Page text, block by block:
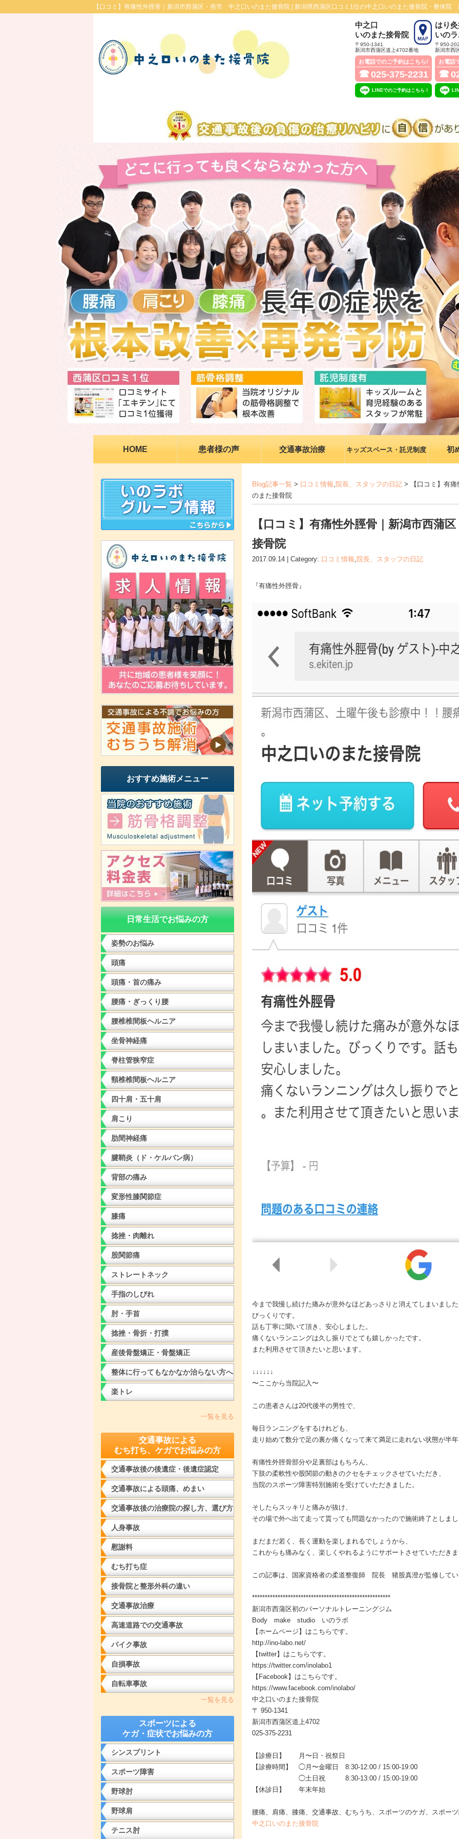
【口コミ】有痛性外脛骨｜新潟市西蒲区・燕市 中之口いのまた接骨院 | 新潟県西蒲区口コミ1位の中之口いのまた接骨院・整体院
中之口
いのまた接骨院
〒950-1341
新潟市西蒲区道上4702番地
お電話でのご予約はこちら!
☎ 025-375-2231
LINEでのご予約はこちら！
はり
いの
〒950-
新潟市西
お電話
☎
HOME 患者様の声 交通事故治療 キッズスペース・託児制度 初
Blog記事一覧 > 口コミ情報,院長、スタッフの日記 > 【口コミ】有
のまた接骨院
【口コミ】有痛性外脛骨｜新潟市西蒲
接骨院
2017.09.14 | Category: 口コミ情報,院長、スタッフの日記
『有痛性外脛骨』
今まで我慢し続けた痛みが意外なほどあっさりと消えてしまいまし
びっくりです。
話も丁寧に聞いて頂き、安心しました。
痛くないランニングは久し振りでとても嬉しかったです。
また利用させて頂きたいと思います。
↓↓↓↓↓↓
〜ここから当院記入〜
この患者さんは20代後半の男性で、
毎日ランニングをするけれども、
走り始めて数分で足の裏か痛くなって来て満足に走れない状態が半
有痛性外脛骨部分や足裏部はもちろん、
下肢の柔軟性や股関節の動きのクセをチェックさせていただき、
当院のスポーツ障害特別施術を受けていただきました。
そしたらスッキリと痛みが抜け、
その場で外へ出て走って貰っても問題なかったので施術終了としま
まだまだ若く、長く運動を楽しまれるでしょうから、
これからも痛みなく、楽しくやれるようにサポートさせていただき
この記事は、国家資格者の柔道整復師 院長 猪股真澄が監修して
******************************************************
新潟市西蒲区初のパーソナルトレーニングジム
Body make studio いのラボ
【ホームページ】はこちらです。
http://ino-labo.net/
【twitter】はこちらです。
https://twitter.com/inolabo1
【Facebook】はこちらです。
https://www.facebook.com/inolabo/
中之口いのまた接骨院
〒 950-1341
新潟市西蒲区道上4702
025-375-2231
【診療日】 月〜日・祝祭日
【診療時間】 ◯月〜金曜日 8:30-12:00 / 15:00-19:00
◯土日祝 8:30-13:00 / 15:00-19:00
【休診日】 年末年始
腰痛、肩痛、膝痛、交通事故、むちうち、スポーツのケガ、スポー
中之口いのまた接骨院
おすすめ施術メニュー
日常生活でお悩みの方
姿勢のお悩み
頭痛
頭痛・首の痛み
腰痛・ぎっくり腰
腰椎椎間板ヘルニア
坐骨神経痛
脊柱管狭窄症
頸椎椎間板ヘルニア
四十肩・五十肩
肩こり
肋間神経痛
腱鞘炎（ド・ケルバン病）
背部の痛み
変形性膝関節症
膝痛
捻挫・肉離れ
股関節痛
ストレートネック
手指のしびれ
肘・手首
捻挫・骨折・打撲
産後骨盤矯正・骨盤矯正
整体に行ってもなかなか治らない方へ
楽トレ
一覧を見る
交通事故による
むち打ち、ケガでお悩みの方
交通事故後の後遺症・後遺症認定
交通事故による頭痛、めまい
交通事故後の治療院の探し方、選び方
人身事故
慰謝料
むち打ち症
接骨院と整形外科の違い
交通事故治療
高速道路での交通事故
バイク事故
自損事故
自転車事故
一覧を見る
スポーツによる
ケガ・症状でお悩みの方
シンスプリント
スポーツ障害
野球肘
野球肩
テニス肘